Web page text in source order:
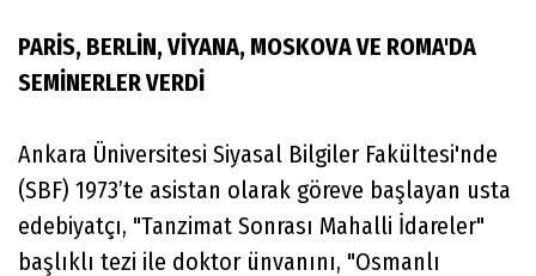
PARİS, BERLİN, VİYANA, MOSKOVA VE ROMA'DA
SEMİNERLER VERDİ
Ankara Üniversitesi Siyasal Bilgiler Fakültesi'nde
(SBF) 1973’te asistan olarak göreve başlayan usta
edebiyatçı, "Tanzimat Sonrası Mahalli İdareler"
başlıklı tezi ile doktor ünvanını, "Osmanlı